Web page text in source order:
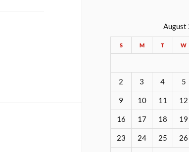
August
S M T W
2 3 4 5
9 10 11 12
16 17 18 19
23 24 25 26